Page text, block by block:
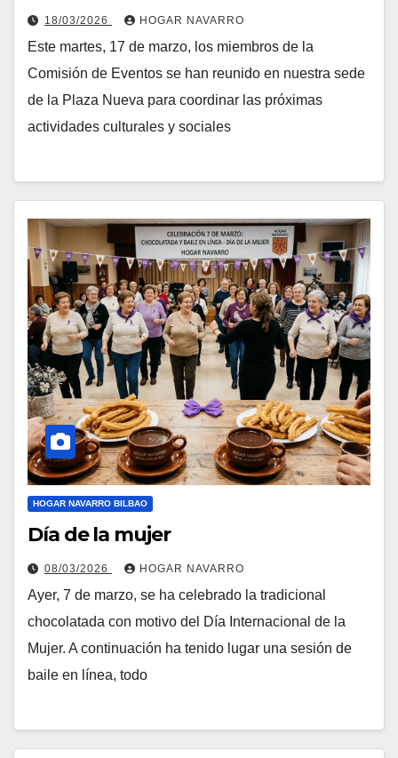
18/03/2026 HOGAR NAVARRO
Este martes, 17 de marzo, los miembros de la
Comisión de Eventos se han reunido en nuestra sede
de la Plaza Nueva para coordinar las próximas
actividades culturales y sociales
HOGAR NAVARRO BILBAO
Día de la mujer
08/03/2026 HOGAR NAVARRO
Ayer, 7 de marzo, se ha celebrado la tradicional
chocolatada con motivo del Día Internacional de la
Mujer. A continuación ha tenido lugar una sesión de
baile en línea, todo